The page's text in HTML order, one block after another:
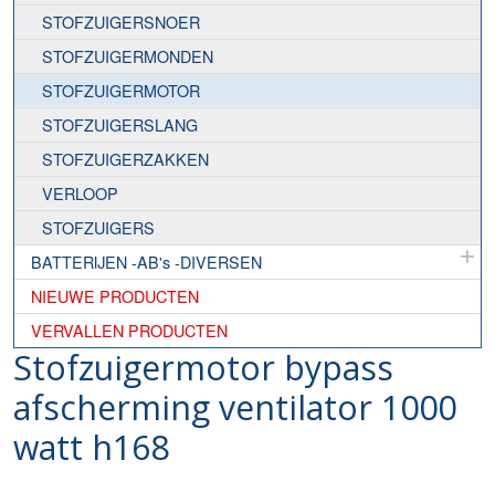
STOFZUIGERSNOER
STOFZUIGERMONDEN
STOFZUIGERMOTOR
STOFZUIGERSLANG
STOFZUIGERZAKKEN
VERLOOP
STOFZUIGERS
BATTERIJEN -AB's -DIVERSEN
NIEUWE PRODUCTEN
VERVALLEN PRODUCTEN
Stofzuigermotor bypass
afscherming ventilator 1000
watt h168